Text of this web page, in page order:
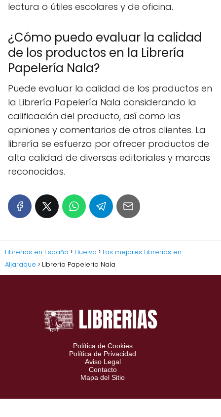
lectura o útiles escolares y de oficina.
¿Cómo puedo evaluar la calidad
de los productos en la Librería
Papelería Nala?
Puede evaluar la calidad de los productos en
la Librería Papelería Nala considerando la
calificación del producto, así como las
opiniones y comentarios de otros clientes. La
librería se esfuerza por ofrecer productos de
alta calidad de diversas editoriales y marcas
reconocidas.
Librerias en España Huelva
Las mejores Librerías en
Aljaraque
Librería Papelería Nala
Política de Cookies
Política de Privacidad
Aviso Legal
Contacto
Mapa del Sitio